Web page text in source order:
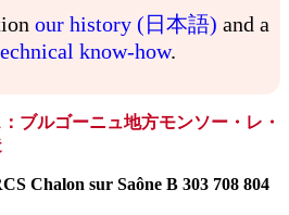
our history (日本語) and a
know-how.
ブルゴーニュ地方モンソー・レ・
Chalon sur Saône B 303 708 804